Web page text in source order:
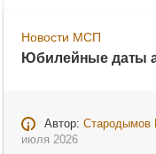
Новости МСП
Юбилейные даты
Автор: Стародымов
июля 2026